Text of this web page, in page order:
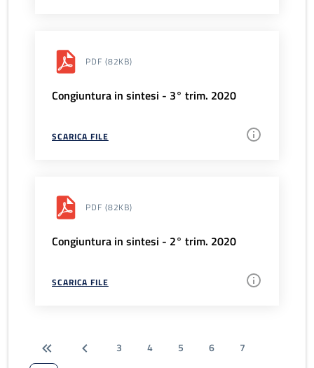
PDF (82KB)
Congiuntura in sintesi - 3° trim. 2020
SCARICA FILE
PDF (82KB)
Congiuntura in sintesi - 2° trim. 2020
SCARICA FILE
3 4 5 6
7